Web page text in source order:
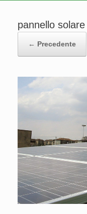
pannello solare
← Precedente